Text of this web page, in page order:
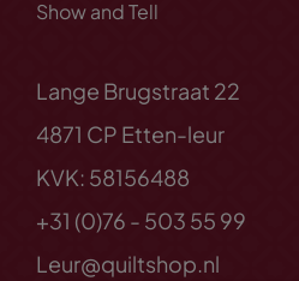
Show and Tell
Lange Brugstraat 22
4871 CP Etten-leur
KVK: 58156488
+31 (0)76 - 503 55 99
Leur@quiltshop.nl